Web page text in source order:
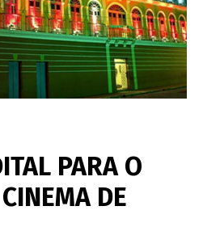
PARA O
DE